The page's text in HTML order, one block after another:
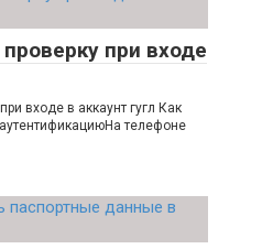
при входе
входе в аккаунт гугл Как
телефоне